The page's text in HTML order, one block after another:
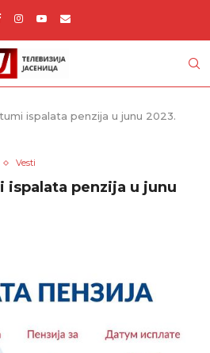
ispalata penzija u junu 2023.
Vesti
ispalata penzija u junu